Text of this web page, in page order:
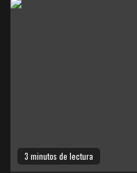
3 minutos de lectura